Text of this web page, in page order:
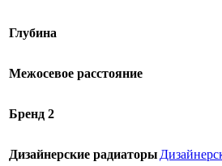
Глубина
Межосевое расстояние
Бренд 2
Дизайнерские радиаторы